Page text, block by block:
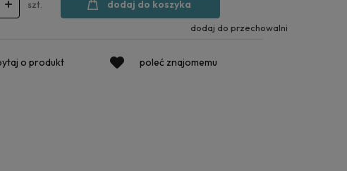
szt. dodaj do koszyka
dodaj do przechowalni
o produkt poleć znajomemu